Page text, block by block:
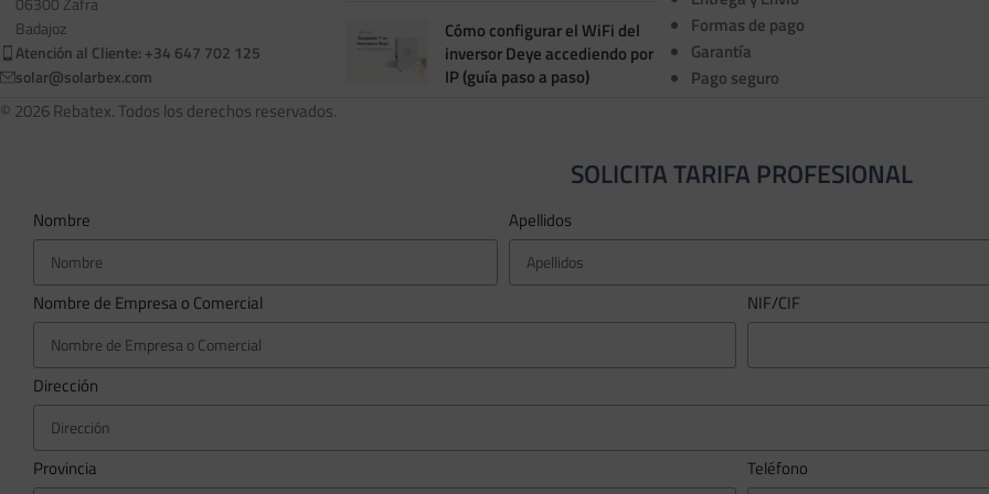
Badajoz
Atención al Cliente: +34 647 702 125
solar@solarbex.com
Cómo configurar el WiFi del
inversor Deye accediendo por
IP (guía paso a paso)
Formas de pago
Garantía
Pago seguro
© 2026 Rebatex. Todos los derechos reservados.
SOLICITA TARIFA PROFESIONAL
Nombre Apellidos
Nombre de Empresa o Comercial NIF/CIF
Dirección
Provincia Teléfono